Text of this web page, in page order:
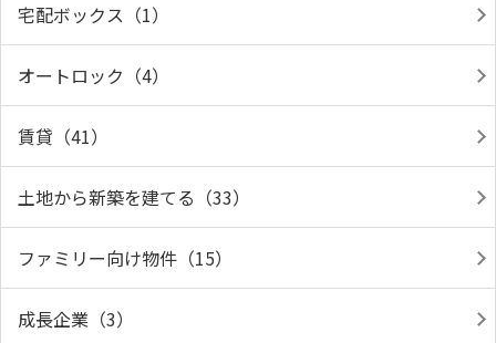
宅配ボックス（1）
オートロック（4）
賃貸（41）
土地から新築を建てる（33）
ファミリー向け物件（15）
成長企業（3）